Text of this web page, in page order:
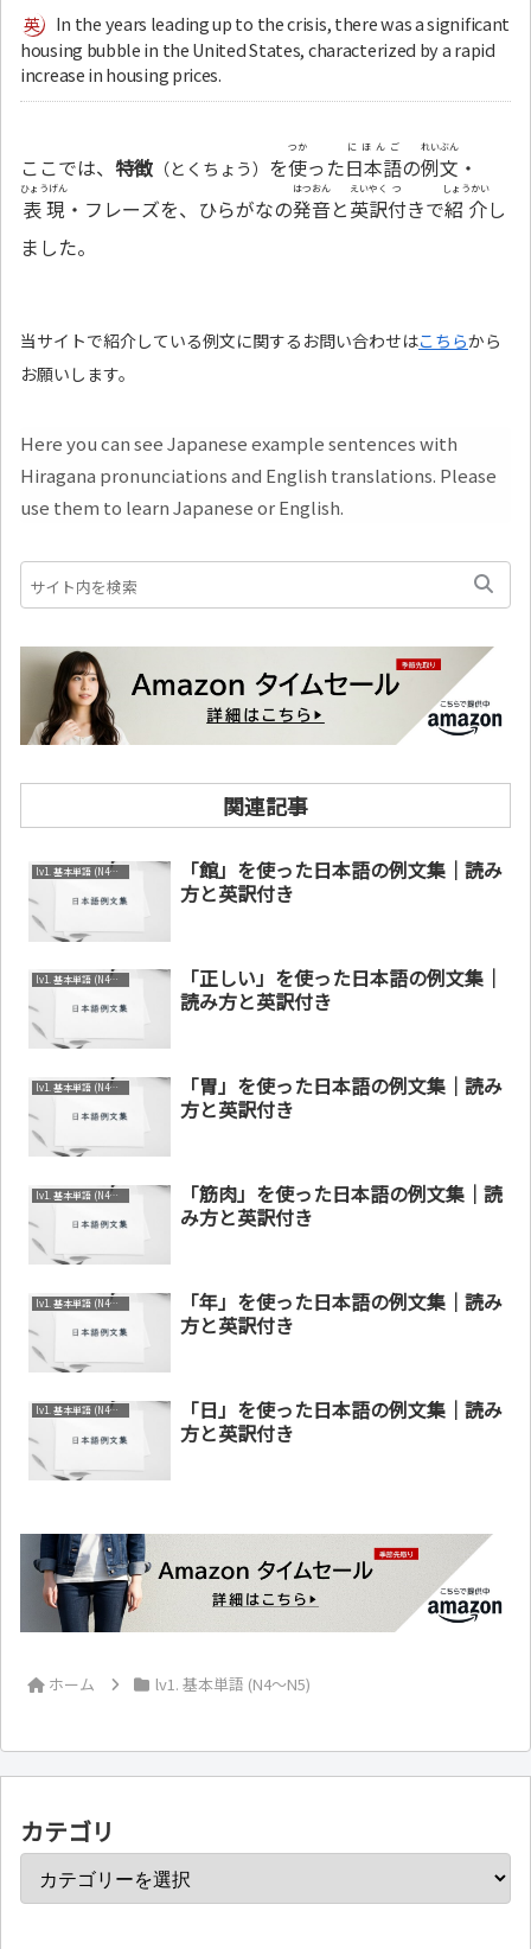
In the years leading up to the crisis, there was a significant
housing bubble in the United States, characterized by a rapid
increase in housing prices.
ここでは、 特徴 （とくちょう） を使
つか
った日本語
にほんご
の例文
れいぶん
・
表現
ひょうげん
・フレーズを、ひらがなの発音
はつおん
と英訳
えいやく
付
つ
きで紹介
しょうかい
し
ました。
当サイトで紹介している例文に関するお問い合わせはこちらから
お願いします。
Here you can see Japanese example sentences with
Hiragana pronunciations and English translations. Please
use them to learn Japanese or English.
関連記事
lv1. 基本単語 (N4～N5)
「館」を使った日本語の例文集｜読み
方と英訳付き
lv1. 基本単語 (N4～N5)
「正しい」を使った日本語の例文集｜
読み方と英訳付き
lv1. 基本単語 (N4～N5)
「胃」を使った日本語の例文集｜読み
方と英訳付き
lv1. 基本単語 (N4～N5)
「筋肉」を使った日本語の例文集｜読
み方と英訳付き
lv1. 基本単語 (N4～N5)
「年」を使った日本語の例文集｜読み
方と英訳付き
lv1. 基本単語 (N4～N5)
「日」を使った日本語の例文集｜読み
方と英訳付き
ホーム lv1. 基本単語 (N4～N5)
カテゴリ